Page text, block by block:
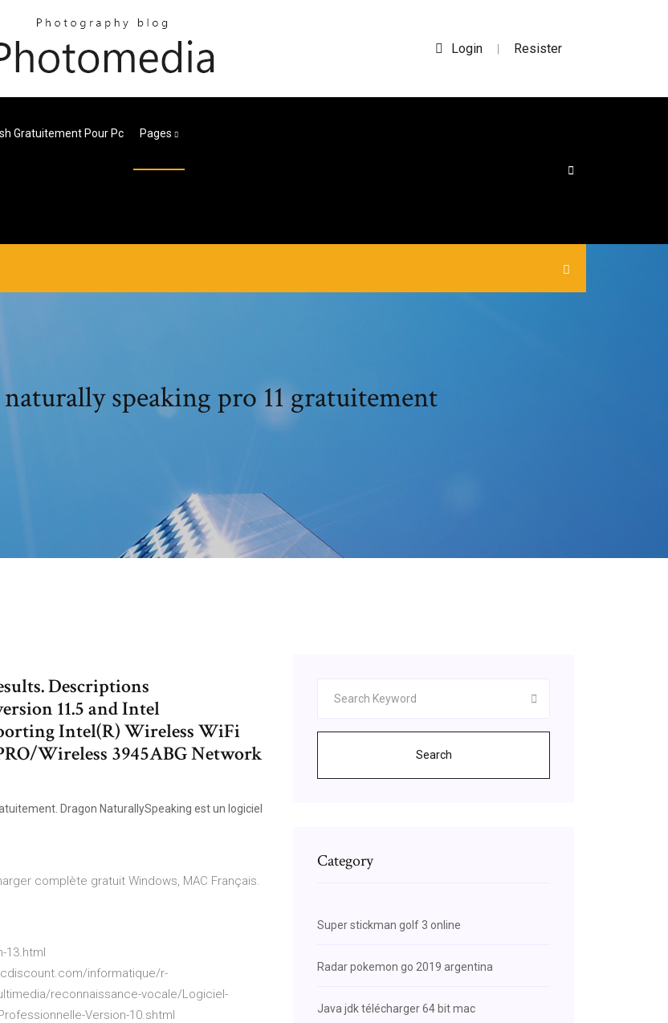
Login | Resister
Gratuitement Pour Pc Pages
speaking pro 11 gratuitement
Descriptions
11.5 and Intel
Intel(R) Wireless WiFi
Wireless 3945ABG Network
Dragon NaturallySpeaking est un logiciel
complète gratuit Windows, MAC Français.
13.html
informatique/r-
reconnaissance-vocale/Logiciel-
Version-10.shtml
Search
Category
Super stickman golf 3 online
Radar pokemon go 2019 argentina
Java jdk télécharger 64 bit mac